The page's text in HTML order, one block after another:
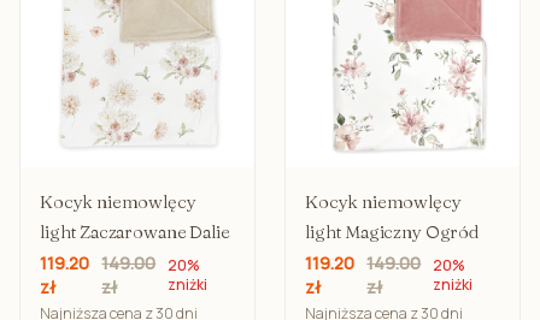
Kocyk niemowlęcy
light Zaczarowane Dalie
119.20
zł
149.00
zł
20%
zniżki
Najniższa cena z 30 dni
Kocyk niemowlęcy
light Magiczny Ogród
119.20
zł
149.00
zł
20%
zniżki
Najniższa cena z 30 dni